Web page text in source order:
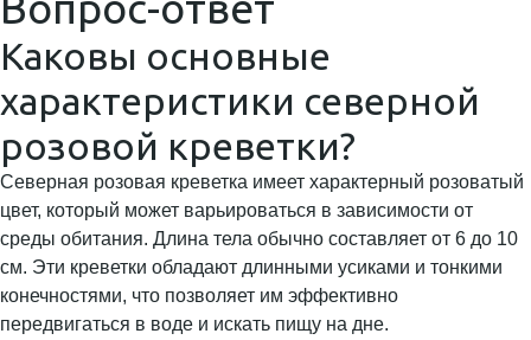
Каковы основные
характеристики северной
розовой креветки?
Северная розовая креветка имеет характерный розоватый
цвет, который может варьироваться в зависимости от
среды обитания. Длина тела обычно составляет от 6 до 10
см. Эти креветки обладают длинными усиками и тонкими
конечностями, что позволяет им эффективно
передвигаться в воде и искать пищу на дне.